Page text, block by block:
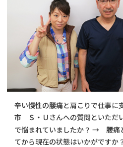
辛い慢性の腰痛と肩こりで仕事に
市 Ｓ・Ｕさんへの質問といただ
で悩まれていましたか？ → 腰痛
てから現在の状態はいかがです